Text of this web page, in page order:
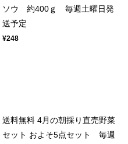
ソウ 約400ｇ 毎週土曜日発
送予定
¥248
送料無料 4月の朝採り直売野菜
セット およそ5点セット 毎週